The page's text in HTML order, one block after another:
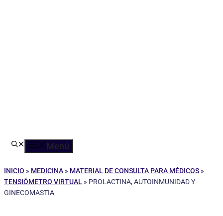
Menú
INICIO » MEDICINA » MATERIAL DE CONSULTA PARA MÉDICOS »
TENSIÓMETRO VIRTUAL » PROLACTINA, AUTOINMUNIDAD Y
GINECOMASTIA